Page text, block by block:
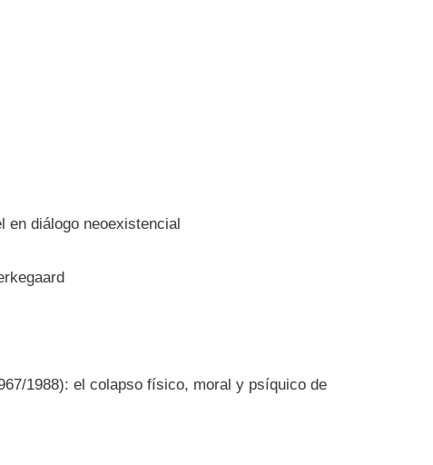
en diálogo neoexistencial
1988): el colapso físico, moral y psíquico de